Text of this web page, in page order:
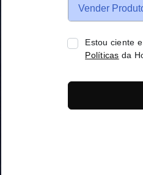
Vender
Estou ciente
Políticas da